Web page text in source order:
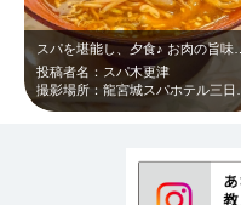
スパを堪能し、夕食♪ お肉の旨味に、あさりのコクが美味しすぎる木更津担々麺ヽ…
投稿者名：スパ木更津